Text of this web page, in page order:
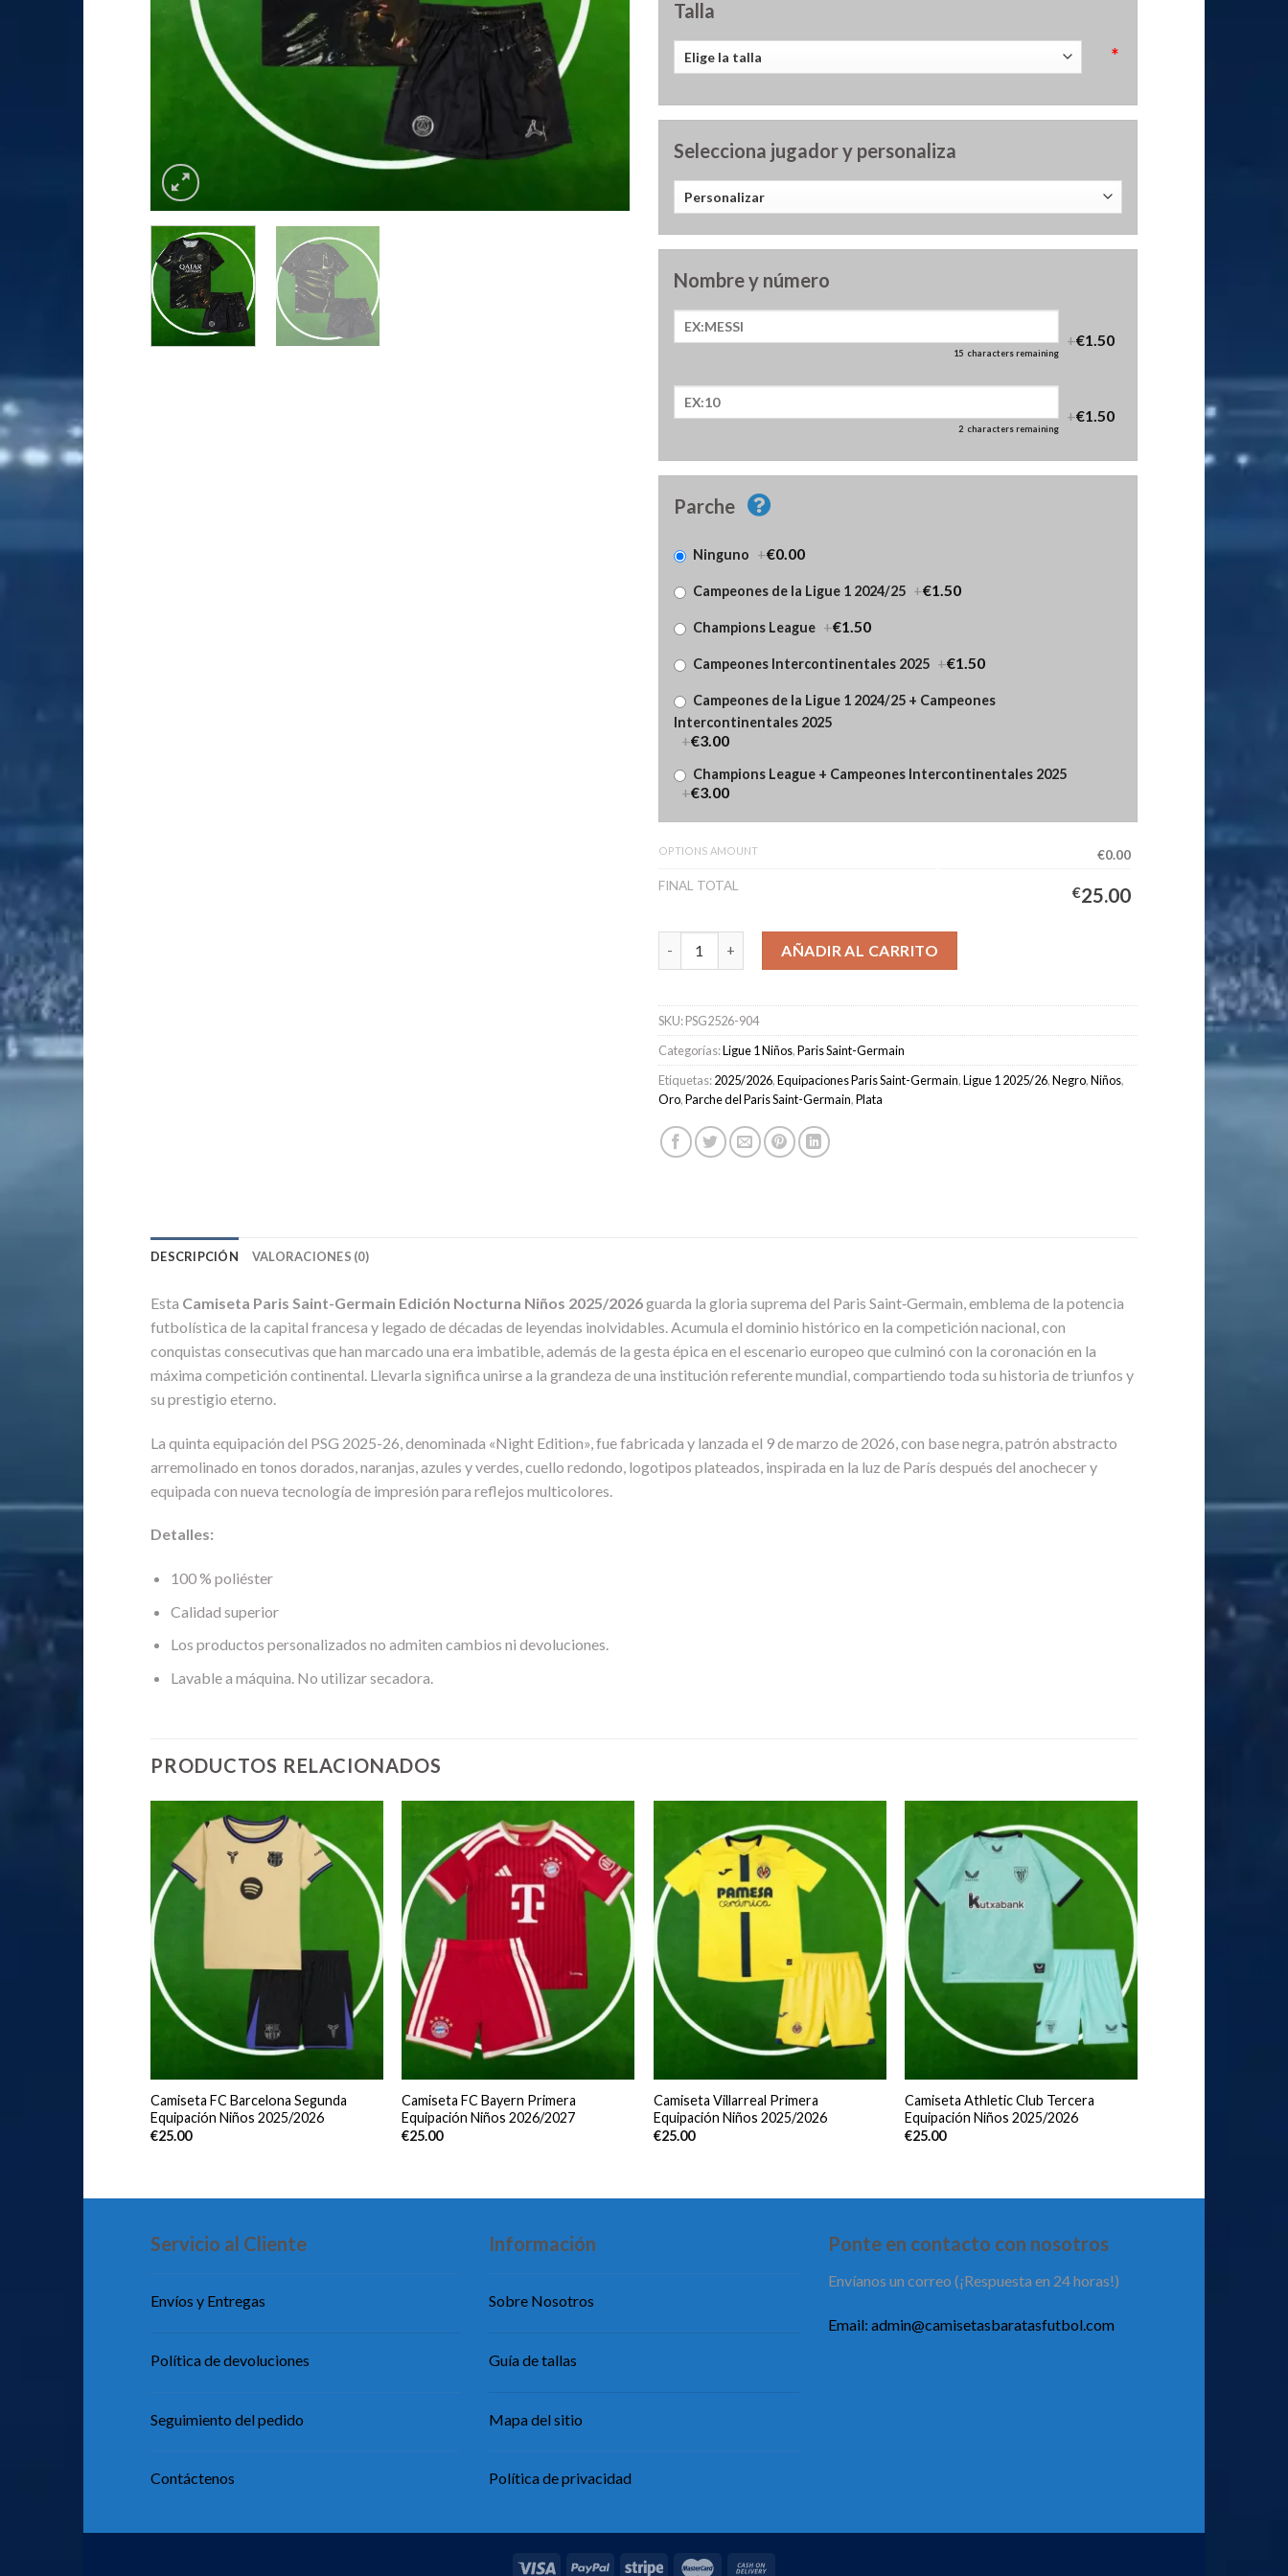
Talla
*
Selecciona jugador y personaliza
Nombre y número
15 characters remaining
+€1.50
2 characters remaining
+€1.50
Parche
Ninguno +€0.00
Campeones de la Ligue 1 2024/25 +€1.50
Champions League +€1.50
Campeones Intercontinentales 2025 +€1.50
Campeones de la Ligue 1 2024/25 + Campeones
Intercontinentales 2025
+€3.00
Champions League + Campeones Intercontinentales 2025
+€3.00
OPTIONS AMOUNT
€0.00
FINAL TOTAL
€25.00
Camiseta Paris Saint-Germain Edición Nocturna Niños 2025/2026 cantidad
AÑADIR AL CARRITO
SKU:PSG2526-904
Categorías:Ligue 1 Niños,Paris Saint-Germain
Etiquetas:2025/2026,Equipaciones Paris Saint-Germain,Ligue 1 2025/26,Negro,Niños,
Oro,Parche del Paris Saint-Germain,Plata
DESCRIPCIÓN VALORACIONES (0)
Esta Camiseta Paris Saint-Germain Edición Nocturna Niños 2025/2026guarda la gloria suprema del Paris Saint‑Germain, emblema de la potencia
futbolística de la capital francesa y legado de décadas de leyendas inolvidables. Acumula el dominio histórico en la competición nacional, con
conquistas consecutivas que han marcado una era imbatible, además de la gesta épica en el escenario europeo que culminó con la coronación en la
máxima competición continental. Llevarla significa unirse a la grandeza de una institución referente mundial, compartiendo toda su historia de triunfos y
su prestigio eterno.
La quinta equipación del PSG 2025-26, denominada «Night Edition», fue fabricada y lanzada el 9 de marzo de 2026, con base negra, patrón abstracto
arremolinado en tonos dorados, naranjas, azules y verdes, cuello redondo, logotipos plateados, inspirada en la luz de París después del anochecer y
equipada con nueva tecnología de impresión para reflejos multicolores.
Detalles:
100 % poliéster
Calidad superior
Los productos personalizados no admiten cambios ni devoluciones.
Lavable a máquina. No utilizar secadora.
PRODUCTOS RELACIONADOS
Camiseta FC Barcelona Segunda
Equipación Niños 2025/2026
€25.00
Camiseta FC Bayern Primera
Equipación Niños 2026/2027
€25.00
Camiseta Villarreal Primera
Equipación Niños 2025/2026
€25.00
Camiseta Athletic Club Tercera
Equipación Niños 2025/2026
€25.00
Servicio al Cliente
Envíos y Entregas
Política de devoluciones
Seguimiento del pedido
Contáctenos
Información
Sobre Nosotros
Guía de tallas
Mapa del sitio
Política de privacidad
Ponte en contacto con nosotros
Envíanos un correo (¡Respuesta en 24 horas!)
Email: admin@camisetasbaratasfutbol.com